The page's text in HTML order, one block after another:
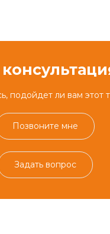
подойдет ли вам этот
Позвоните мне
Задать вопрос